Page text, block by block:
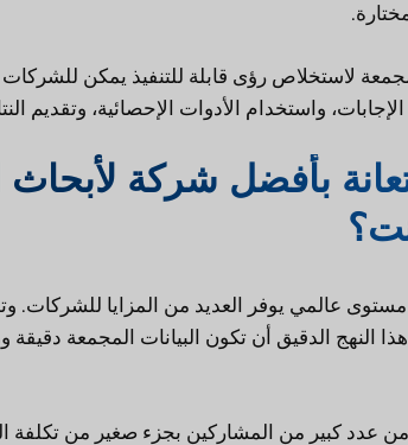
لاستخلاص رؤى قابلة للتنفيذ يمكن للشركات
واستخدام الأدوات الإحصائية، وتقديم
بأفضل شركة
عالمي يوفر العديد من المزايا للشركات.
النهج الدقيق أن تكون البيانات المجمعة دقيقة
كبير من المشاركين بجزء صغير من تكلفة